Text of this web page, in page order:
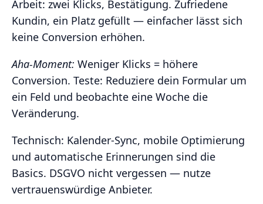
Arbeit: zwei Klicks, Bestätigung. Zufriedene
Kundin, ein Platz gefüllt — einfacher lässt sich
keine Conversion erhöhen.
Aha‑Moment: Weniger Klicks = höhere
Conversion. Teste: Reduziere dein Formular um
ein Feld und beobachte eine Woche die
Veränderung.
Technisch: Kalender‑Sync, mobile Optimierung
und automatische Erinnerungen sind die
Basics. DSGVO nicht vergessen — nutze
vertrauenswürdige Anbieter.